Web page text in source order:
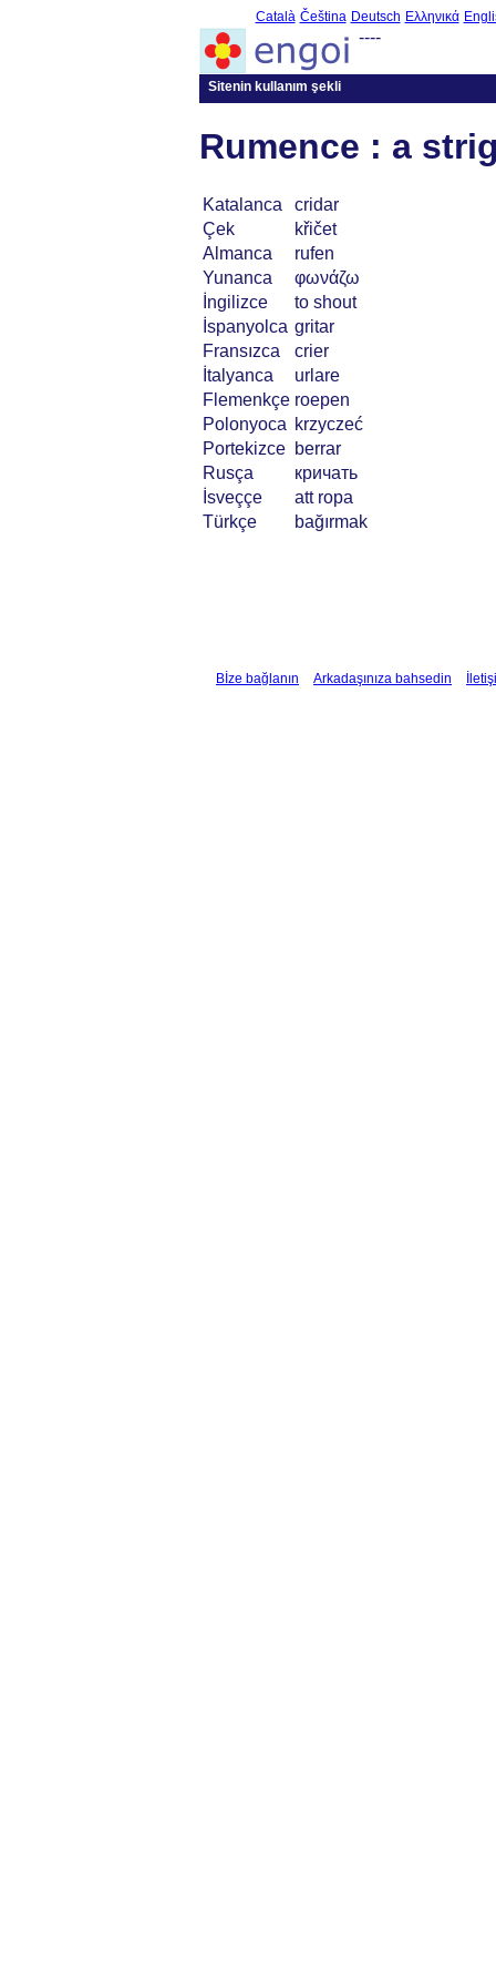
Català Čeština Deutsch Ελληνικά
----
Sitenin kullanım şekli
Rumence : a
Katalanca
cridar
Çek
křičet
Almanca
rufen
Yunanca
φωνάζω
İngilizce
to shout
İspanyolca gritar
Fransızca
crier
İtalyanca
urlare
Flemenkçe roepen
Polonyoca krzyczeć
Portekizce berrar
Rusça
кричать
İsveççe
att ropa
Türkçe
bağırmak
Bİze bağlanın Arkadaşınıza bahsedin